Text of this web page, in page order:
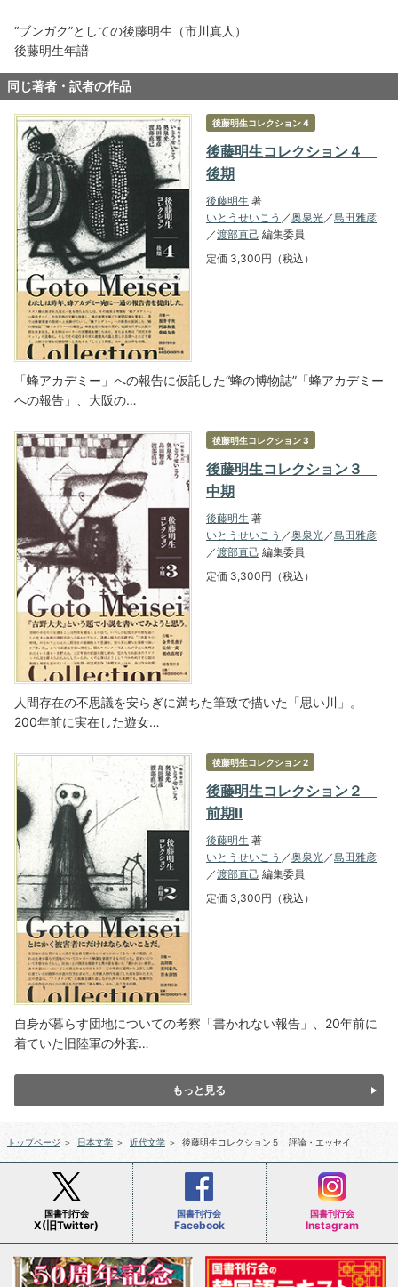
“ブンガク”としての後藤明生（市川真人）
後藤明生年譜
同じ著者・訳者の作品
後藤明生コレクション 4
後藤明生コレクション４
後期
後藤明生 著
いとうせいこう ／奥泉光 ／島田雅彦
／渡部直己 編集委員
定価 3,300円（税込）
「蜂アカデミー」への報告に仮託した“蜂の博物誌”「蜂アカデミー
への報告」、大阪の…
後藤明生コレクション 3
後藤明生コレクション３
中期
後藤明生 著
いとうせいこう ／奥泉光／島田雅彦
／渡部直己 編集委員
定価 3,300円（税込）
人間存在の不思議を安らぎに満ちた筆致で描いた「思い川」。
200年前に実在した遊女…
後藤明生コレクション 2
後藤明生コレクション２
前期Ⅱ
後藤明生 著
いとうせいこう ／奥泉光／島田雅彦
／渡部直己 編集委員
定価 3,300円（税込）
自身が暮らす団地についての考察「書かれない報告」、20年前に
着ていた旧陸軍の外套…
もっと見る
トップページ ＞ 日本文学 ＞ 近代文学 ＞ 後藤明生コレクション５ 評論・エッセイ
国書刊行会
X(旧Twitter)
国書刊行会
Facebook
国書刊行会
Instagram